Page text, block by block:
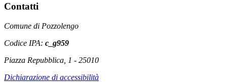
Contatti
Comune di Pozzolengo
Codice IPA: c_g959
Piazza Repubblica, 1 - 25010
Dichiarazione di accessibilità